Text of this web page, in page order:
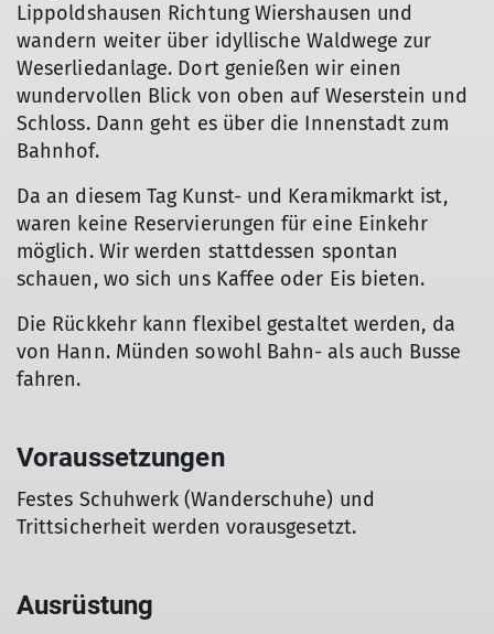
Lippoldshausen Richtung Wiershausen und
wandern weiter über idyllische Waldwege zur
Weserliedanlage. Dort genießen wir einen
wundervollen Blick von oben auf Weserstein und
Schloss. Dann geht es über die Innenstadt zum
Bahnhof.
Da an diesem Tag Kunst- und Keramikmarkt ist,
waren keine Reservierungen für eine Einkehr
möglich. Wir werden stattdessen spontan
schauen, wo sich uns Kaffee oder Eis bieten.
Die Rückkehr kann flexibel gestaltet werden, da
von Hann. Münden sowohl Bahn- als auch Busse
fahren.
Voraussetzungen
Festes Schuhwerk (Wanderschuhe) und
Trittsicherheit werden vorausgesetzt.
Ausrüstung